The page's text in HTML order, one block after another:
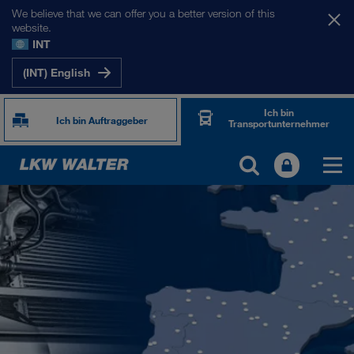
We believe that we can offer you a better version of this
website.
INT
(INT) English
Ich bin Auftraggeber
Ich bin
Transportunternehmer
TOGETHER WE DRIVE
WE LOAD
WE GROW
WE CARE